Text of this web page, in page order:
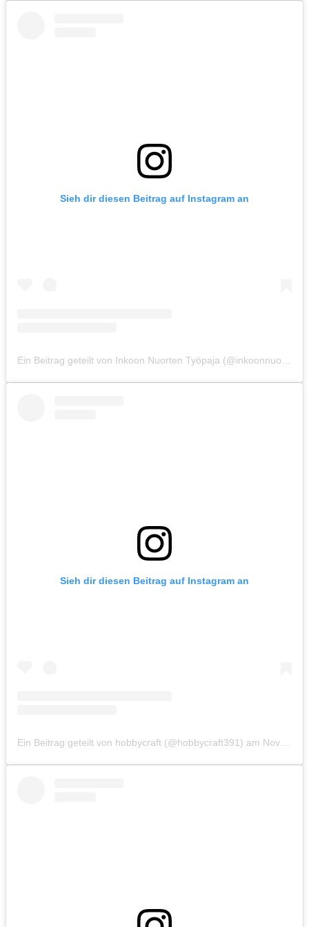
Sieh dir diesen Beitrag auf Instagram an
Sieh dir diesen Beitrag auf Instagram an
Ein Beitrag geteilt von hobbycraft (@hobbycraft391) am Nov 13, 2019 um 5:45 PST